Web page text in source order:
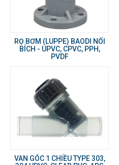
RỌ BƠM (LUPPE) BAODI NỐI
BÍCH - UPVC, CPVC, PPH,
PVDF
VAN GÓC 1 CHIỀU TYPE 303,